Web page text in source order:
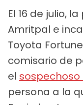
El 16 de julio,
Amritpal e
Toyota
comisario de
el
persona a la